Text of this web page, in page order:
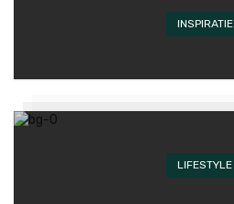
INSPIRATIE
LIFESTYLE